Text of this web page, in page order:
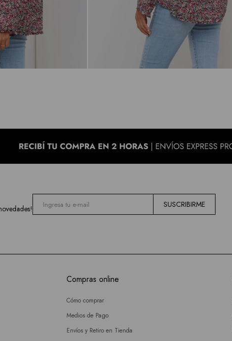
SUSCRIBIRME
Compras online
Cómo comprar
Medios de Pago
Envíos y Retiro en Tienda